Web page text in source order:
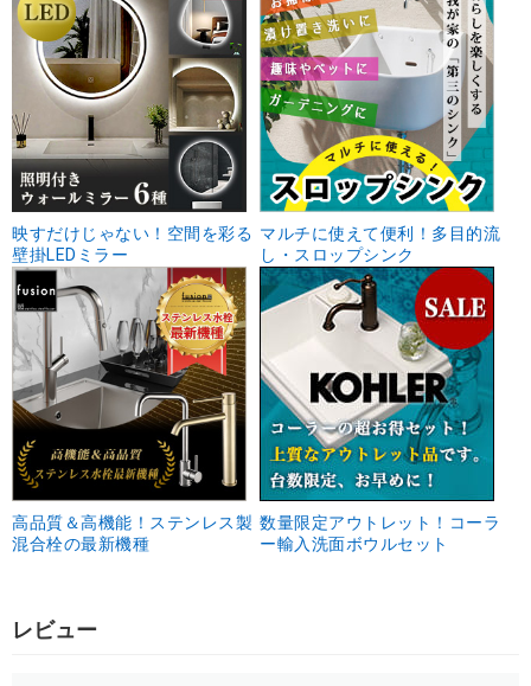
映すだけじゃない！空間を彩る
壁掛LEDミラー
マルチに使えて便利！多目的流
し・スロップシンク
高品質＆高機能！ステンレス製
混合栓の最新機種
数量限定アウトレット！コーラ
ー輸入洗面ボウルセット
レビュー